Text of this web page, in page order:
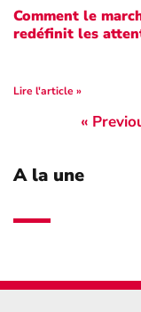
Comment le
redéfinit les
Lire l'article »
«
A la une